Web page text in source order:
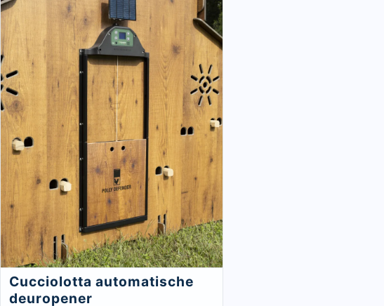
Cucciolotta automatische
deuropener